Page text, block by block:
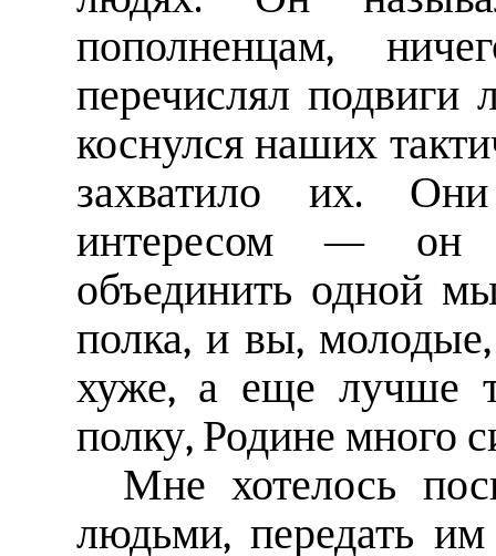
пополненцам,
перечислял подвиги
коснулся наших
захватило их.
интересом — он
объединить одной
полка, и вы,
хуже, а еще лучше
полку, Родине много
Мне хотелось
людьми, передать